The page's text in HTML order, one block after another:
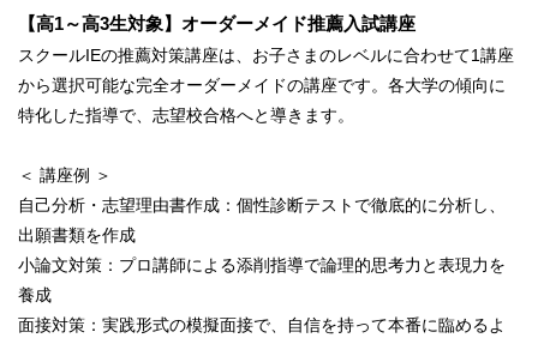
【高1～高3生対象】オーダーメイド推薦入試講座
スクールIEの推薦対策講座は、お子さまのレベルに合わせて1講座
から選択可能な完全オーダーメイドの講座です。各大学の傾向に
特化した指導で、志望校合格へと導きます。
＜ 講座例 ＞
自己分析・志望理由書作成：個性診断テストで徹底的に分析し、
出願書類を作成
小論文対策：プロ講師による添削指導で論理的思考力と表現力を
養成
面接対策：実践形式の模擬面接で、自信を持って本番に臨めるよ